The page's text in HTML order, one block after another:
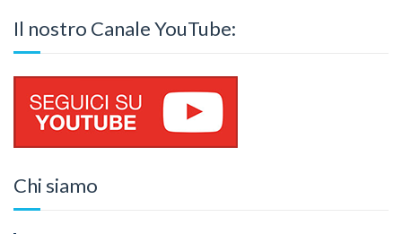
Il nostro Canale YouTube:
Chi siamo